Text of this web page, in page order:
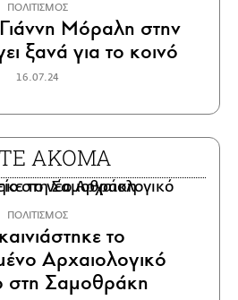
ΠΟΛΙΤΙΣΜΟΣ
Γιάννη Μόραλη στην
ξανά για το κοινό
16.07.24
ΑΚΟΜΑ
ΠΟΛΙΤΙΣΜΟΣ
το
Αρχαιολογικό
στη Σαμοθράκη